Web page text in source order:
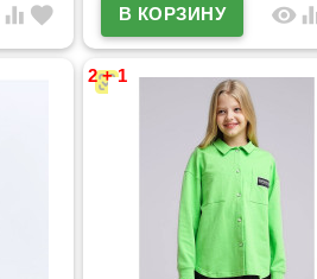
equalizer favorite visibility
2 + 1